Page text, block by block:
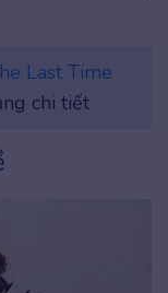
Last Time
chi tiết